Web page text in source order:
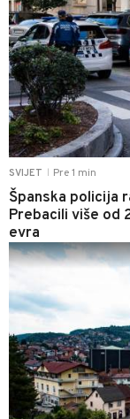
SVIJET Pre 1 min
Španska policija
Prebacili više od
evra